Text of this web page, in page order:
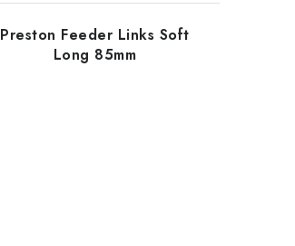
Preston Feeder Links Soft
Long 85mm